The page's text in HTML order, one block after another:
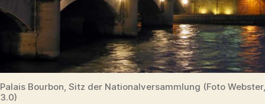
Palais Bourbon, Sitz der Nationalversammlung (Foto
3.0)